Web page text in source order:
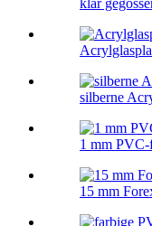
klar
silberne
1 mm PVC-
15 mm